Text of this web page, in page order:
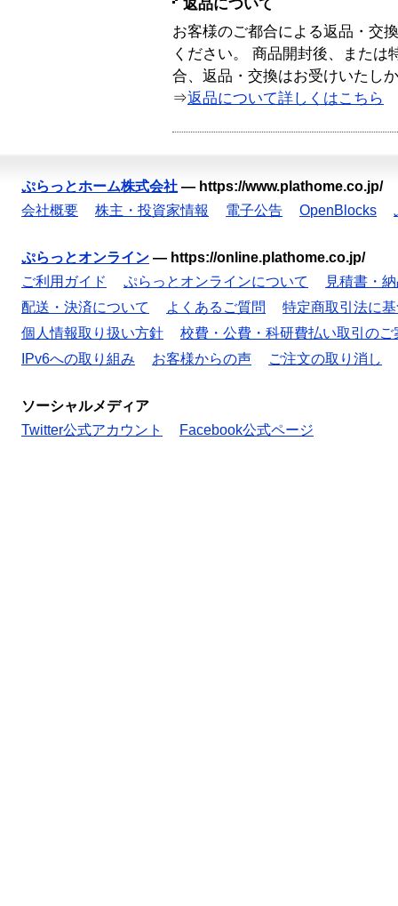
返品について
お客様のご都合による返品・交
ください。 商品開封後、または
合、返品・交換はお受けいたし
⇒返品について詳しくはこちら
ぷらっとホーム株式会社 — https://www.plathome.co.jp/
会社概要
株主・投資家情報 電子公告 OpenBlocks
ぷらっとオンライン — https://online.plathome.co.jp/
ご利用ガイド
ぷらっとオンラインについて
見積書・
配送・決済について
よくあるご質問
特定商取引法に
個人情報取り扱い方針
校費・公費・科研費払い取引のご
IPv6への取り組み
お客様からの声 ご注文の取り消し
ソーシャルメディア
Twitter公式アカウント
Facebook公式ページ